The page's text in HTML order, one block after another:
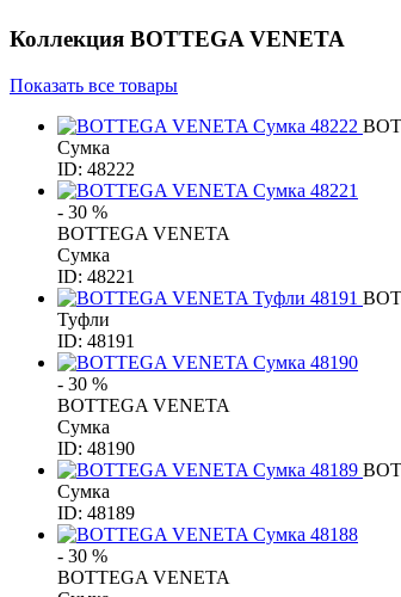
Коллекция BOTTEGA VENETA
Показать все товары
Сумка
ID: 48222
- 30 %
BOTTEGA VENETA
Сумка
ID: 48221
Туфли
ID: 48191
- 30 %
BOTTEGA VENETA
Сумка
ID: 48190
Сумка
ID: 48189
- 30 %
BOTTEGA VENETA